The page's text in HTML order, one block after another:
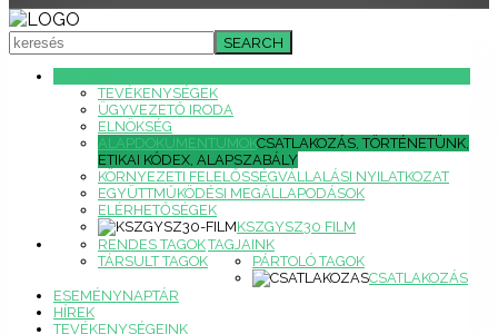
SEARCH
TEVÉKENYSÉGEK
ÜGYVEZETŐ IRODA
ELNÖKSÉG
ALAPDOKUMENTUMOKCSATLAKOZÁS, TÖRTÉNETÜNK,
ETIKAI KÓDEX, ALAPSZABÁLY
KÖRNYEZETI FELELŐSSÉGVÁLLALÁSI NYILATKOZAT
EGYÜTTMŰKÖDÉSI MEGÁLLAPODÁSOK
ELÉRHETŐSÉGEK
KSZGYSZ30 FILM
TAGJAINK
RENDES TAGOK
TÁRSULT TAGOK
PÁRTOLÓ TAGOK
CSATLAKOZÁS
ESEMÉNYNAPTÁR
HÍREK
TEVÉKENYSÉGEINK